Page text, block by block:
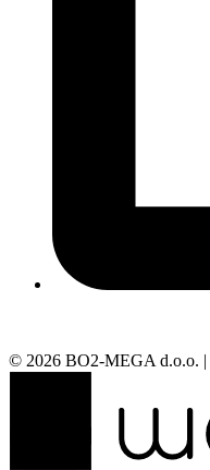
© 2026 BO2-MEGA d.o.o. |